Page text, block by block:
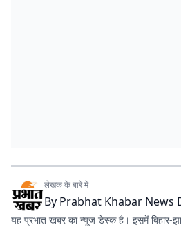
लेखक के बारे में
By Prabhat Khabar News
यह प्रभात खबर का न्यूज डेस्क है। इसमें बिहार-